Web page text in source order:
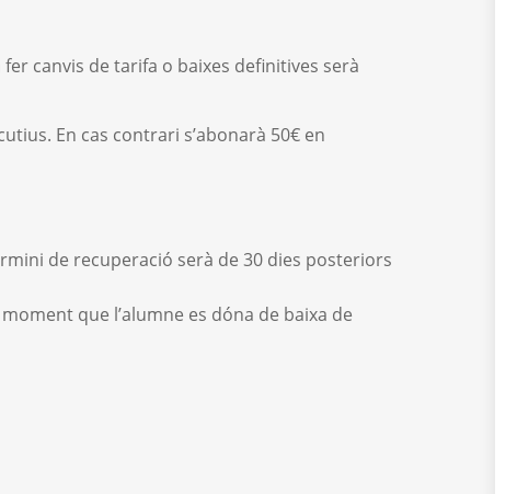
canvis de tarifa o baixes definitives serà
En cas contrari s’abonarà 50€ en
de recuperació serà de 30 dies posteriors
que l’alumne es dóna de baixa de